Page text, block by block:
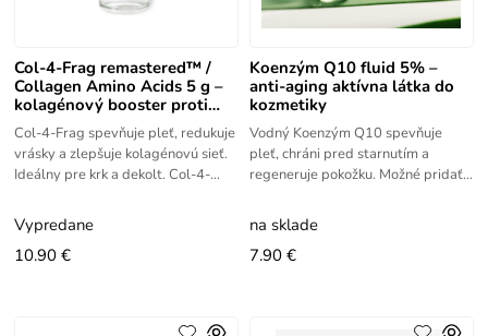
Col-4-Frag remastered™ /
Collagen Amino Acids 5 g –
kolagénový booster proti
vráskam
Col-4-Frag spevňuje pleť, redukuje
vrásky a zlepšuje kolagénovú sieť.
Ideálny pre krk a dekolt. Col-4-
Remastered Fragments je
Vypredane
10.90 €
Koenzým Q10 fluid 5% –
anti-aging aktívna látka do
kozmetiky
Vodný Koenzým Q10 spevňuje
pleť, chráni pred starnutím a
regeneruje pokožku. Možné pridať
10 Fluid je vhodný pre zrelú pleť.
na sklade
7.90 €